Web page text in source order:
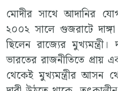
মোদীর সাথে আদানির
২০০২ সালে গুজরাটে
ছিলেন রাজ্যের
ভারতের রাজনীতিতে প্রায়
থেকেই মুখ্যমন্ত্রীর আসন